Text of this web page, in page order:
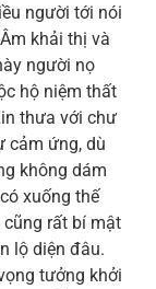
người tới nói
khải thị và
người nọ
hộ niệm thất
thưa với chư
cảm ứng, dù
không dám
xuống thế
rất bí mật
lộ diện đâu.
tưởng khởi